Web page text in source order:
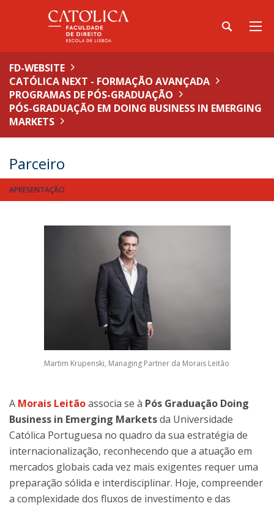
FD-WEBSITE
CATÓLICA NEXT - FORMAÇÃO AVANÇADA
PROGRAMAS DE PÓS-GRADUAÇÃO
PÓS-GRADUAÇÃO EM DOING BUSINESS IN EMERGING
MARKETS
Parceiro
APRESENTAÇÃO
Martim Krupenski, Managing Partner da Morais Leitão
A Morais Leitãoassocia se à Pós Graduação Doing
Business in Emerging Marketsda Universidade
Católica Portuguesa no quadro da sua estratégia de
internacionalização, reconhecendo que a atuação em
mercados globais cada vez mais exigentes requer uma
preparação sólida e interdisciplinar. Hoje, compreender
a complexidade dos fluxos de investimento e das